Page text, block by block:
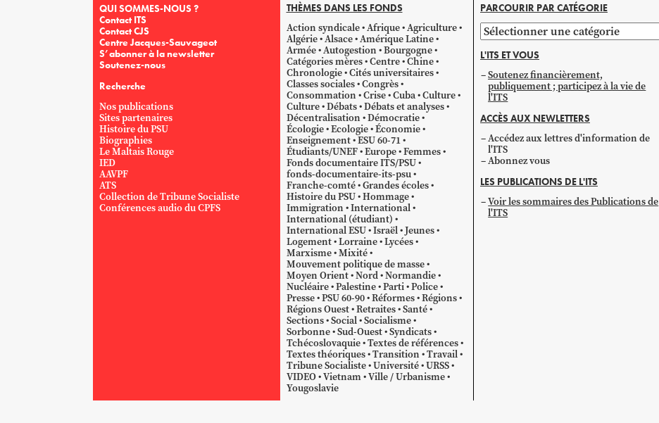
QUI SOMMES-NOUS ?
Contact ITS
Contact CJS
Centre Jacques-Sauvageot
S’abonner à la newsletter
Soutenez-nous
Recherche
Nos publications
Sites partenaires
Histoire du PSU
Biographies
Le Maltais Rouge
IED
AAVPF
ATS
Collection de Tribune Socialiste
Conférences audio du CPFS
THÈMES DANS LES FONDS
Action syndicale Afrique Agriculture
Algérie Alsace Amérique Latine
Armée Autogestion Bourgogne
Catégories mères Centre Chine
Chronologie Cités universitaires
Classes sociales Congrès
Consommation Crise Cuba Culture
Culture Débats Débats et analyses
Décentralisation Démocratie
Écologie Ecologie Économie
Enseignement ESU 60-71
Étudiants/UNEF Europe Femmes
Fonds documentaire ITS/PSU
fonds-documentaire-its-psu
Franche-comté Grandes écoles
Histoire du PSU Hommage
Immigration International
International (étudiant)
International ESU Israël Jeunes
Logement Lorraine Lycées
Marxisme Mixité
Mouvement politique de masse
Moyen Orient Nord Normandie
Nucléaire Palestine Parti Police
Presse PSU 60-90 Réformes Régions
Régions Ouest Retraites Santé
Sections Social Socialisme
Sorbonne Sud-Ouest Syndicats
Tchécoslovaquie Textes de références
Textes théoriques Transition Travail
Tribune Socialiste Université URSS
VIDEO Vietnam Ville / Urbanisme
Yougoslavie
PARCOURIR PAR CATÉGORIE
Parcourir
par
catégorie
L'ITS ET VOUS
Soutenez financièrement,
publiquement ; participez à la vie de
l'ITS
ACCÈS AUX NEWLETTERS
Accédez aux lettres d'information de
l'ITS
Abonnez vous
LES PUBLICATIONS DE L'ITS
Voir les sommaires des Publications de
l'ITS